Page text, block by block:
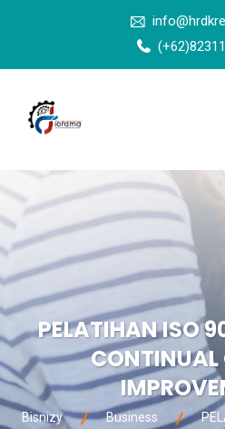
PELATIHAN ISO
CONTINUAL
Bisnizy Business